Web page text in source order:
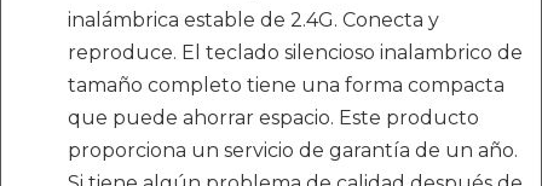
inalámbrica estable de 2.4G. Conecta y
reproduce. El teclado silencioso inalambrico de
tamaño completo tiene una forma compacta
que puede ahorrar espacio. Este producto
proporciona un servicio de garantía de un año.